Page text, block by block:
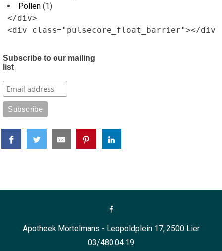
Pollen (1)
</div>
<div class="pulsecore_float_barrier"></div>
Subscribe to our mailing
list
Apotheek Mortelmans - Leopoldplein 17, 2500 Lier
03/480.04.19